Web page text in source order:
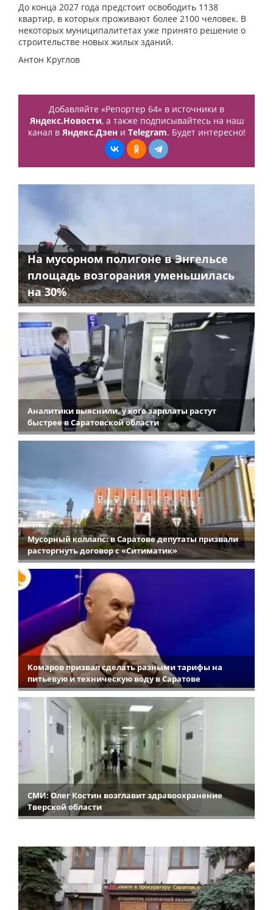
До конца 2027 года предстоит освободить 1138
квартир, в которых проживают более 2100 человек. В
некоторых муниципалитетах уже принято решение о
строительстве новых жилых зданий.
Антон Круглов
Добавляйте «Репортер 64» в источники в
Яндекс.Новости, а также подписывайтесь на наш
канал в Яндекс.Дзени Telegram. Будет интересно!
На мусорном полигоне в Энгельсе
площадь возгорания уменьшилась
на 30%
Аналитики выяснили, у кого зарплаты растут
быстрее в Саратовской области
Мусорный коллапс: в Саратове депутаты призвали
расторгнуть договор с «Ситиматик»
Комаров призвал сделать разными тарифы на
питьевую и техническую воду в Саратове
СМИ: Олег Костин возглавит здравоохранение
Тверской области